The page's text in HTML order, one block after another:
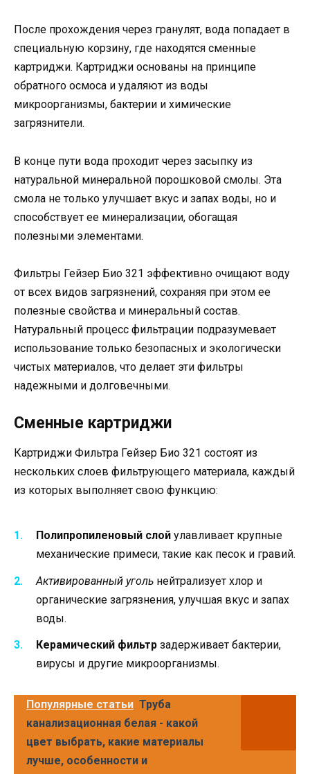
После прохождения через гранулят, вода попадает в
специальную корзину, где находятся сменные
картриджи. Картриджи основаны на принципе
обратного осмоса и удаляют из воды
микроорганизмы, бактерии и химические
загрязнители.
В конце пути вода проходит через засыпку из
натуральной минеральной порошковой смолы. Эта
смола не только улучшает вкус и запах воды, но и
способствует ее минерализации, обогащая
полезными элементами.
Фильтры Гейзер Био 321 эффективно очищают воду
от всех видов загрязнений, сохраняя при этом ее
полезные свойства и минеральный состав.
Натуральный процесс фильтрации подразумевает
использование только безопасных и экологически
чистых материалов, что делает эти фильтры
надежными и долговечными.
Сменные картриджи
Картриджи Фильтра Гейзер Био 321 состоят из
нескольких слоев фильтрующего материала, каждый
из которых выполняет свою функцию:
Полипропиленовый слой улавливает крупные
механические примеси, такие как песок и гравий.
Активированный уголь нейтрализует хлор и
органические загрязнения, улучшая вкус и запах
воды.
Керамический фильтр задерживает бактерии,
вирусы и другие микроорганизмы.
Популярные статьи Труба
канализационная белая - какой
цвет выбрать, какие материалы
лучше, особенности и